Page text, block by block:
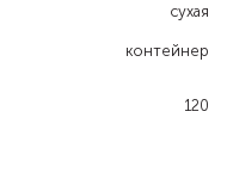
сухая
контейнер
120